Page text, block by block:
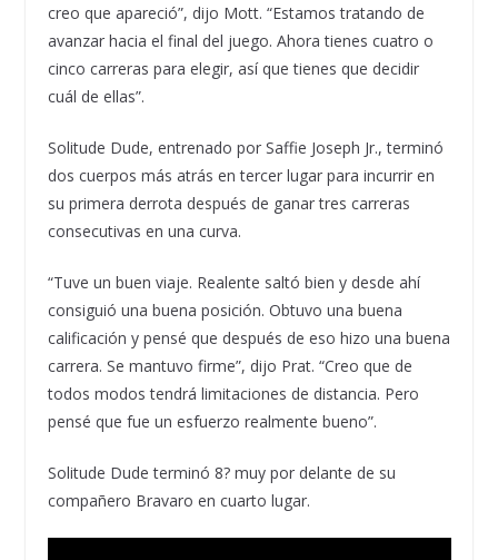
creo que apareció”, dijo Mott. “Estamos tratando de
avanzar hacia el final del juego. Ahora tienes cuatro o
cinco carreras para elegir, así que tienes que decidir
cuál de ellas”.
Solitude Dude, entrenado por Saffie Joseph Jr., terminó
dos cuerpos más atrás en tercer lugar para incurrir en
su primera derrota después de ganar tres carreras
consecutivas en una curva.
“Tuve un buen viaje. Realente saltó bien y desde ahí
consiguió una buena posición. Obtuvo una buena
calificación y pensé que después de eso hizo una buena
carrera. Se mantuvo firme”, dijo Prat. “Creo que de
todos modos tendrá limitaciones de distancia. Pero
pensé que fue un esfuerzo realmente bueno”.
Solitude Dude terminó 8? muy por delante de su
compañero Bravaro en cuarto lugar.